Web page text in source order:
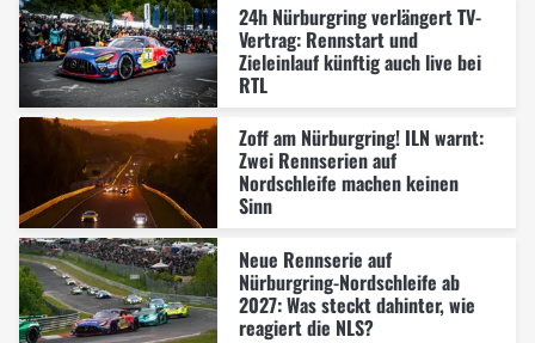
24h Nürburgring verlängert TV-
Vertrag: Rennstart und
Zieleinlauf künftig auch live bei
RTL
Zoff am Nürburgring! ILN warnt:
Zwei Rennserien auf
Nordschleife machen keinen
Sinn
Neue Rennserie auf
Nürburgring-Nordschleife ab
2027: Was steckt dahinter, wie
reagiert die NLS?